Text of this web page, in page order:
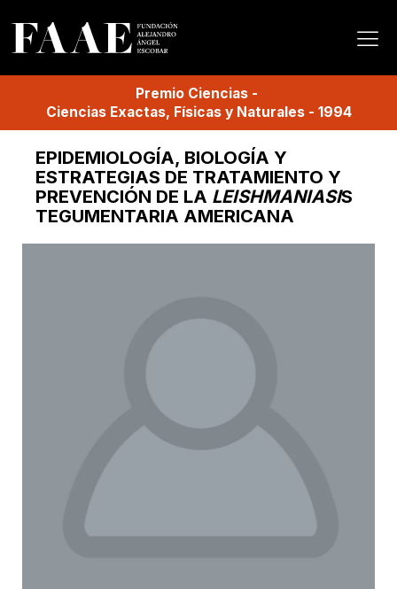
Premio Ciencias -
Ciencias Exactas, Físicas y Naturales- 1994
EPIDEMIOLOGÍA, BIOLOGÍA Y
ESTRATEGIAS DE TRATAMIENTO Y
PREVENCIÓN DE LA LEISHMANIASIS
TEGUMENTARIA AMERICANA